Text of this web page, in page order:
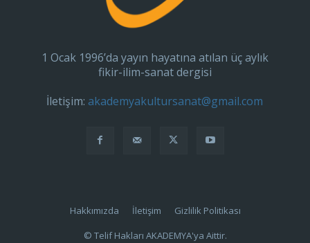
1 Ocak 1996’da yayın hayatına atılan üç aylık
fikir-ilim-sanat dergisi
İletişim:akademyakultursanat@gmail.com
Hakkımızda İletişim
Gizlilik Politikası
© Telif Hakları AKADEMYA'ya Aittir.